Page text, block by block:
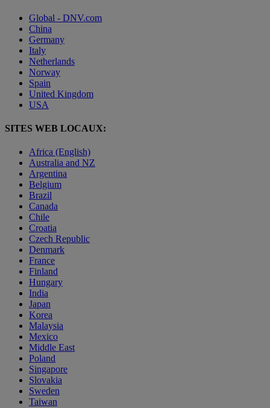
Global - DNV.com
China
Germany
Italy
Netherlands
Norway
Spain
United Kingdom
USA
SITES WEB LOCAUX:
Africa (English)
Australia and NZ
Argentina
Belgium
Brazil
Canada
Chile
Croatia
Czech Republic
Denmark
France
Finland
Hungary
India
Japan
Korea
Malaysia
Mexico
Middle East
Poland
Singapore
Slovakia
Sweden
Taiwan